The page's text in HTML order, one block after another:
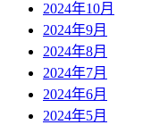
2024年10月
2024年9月
2024年8月
2024年7月
2024年6月
2024年5月